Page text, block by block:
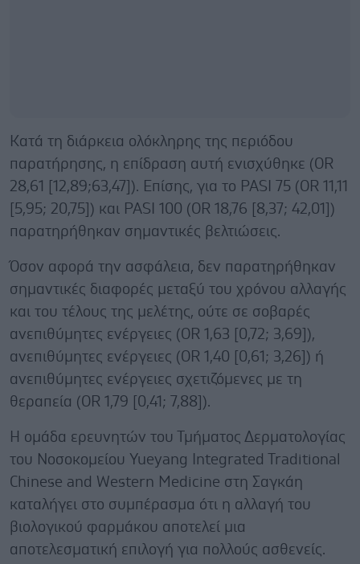
Κατά τη διάρκεια ολόκληρης της περιόδου
παρατήρησης, η επίδραση αυτή ενισχύθηκε (OR
28,61 [12,89;63,47]). Επίσης, για το PASI 75 (OR 11,11
[5,95; 20,75]) και PASI 100 (OR 18,76 [8,37; 42,01])
παρατηρήθηκαν σημαντικές βελτιώσεις.
Όσον αφορά την ασφάλεια, δεν παρατηρήθηκαν
σημαντικές διαφορές μεταξύ του χρόνου αλλαγής
και του τέλους της μελέτης, ούτε σε σοβαρές
ανεπιθύμητες ενέργειες (OR 1,63 [0,72; 3,69]),
ανεπιθύμητες ενέργειες (OR 1,40 [0,61; 3,26]) ή
ανεπιθύμητες ενέργειες σχετιζόμενες με τη
θεραπεία (OR 1,79 [0,41; 7,88]).
Η ομάδα ερευνητών του Τμήματος Δερματολογίας
του Νοσοκομείου Yueyang Integrated Traditional
Chinese and Western Medicine στη Σαγκάη
καταλήγει στο συμπέρασμα ότι η αλλαγή του
βιολογικού φαρμάκου αποτελεί μια
αποτελεσματική επιλογή για πολλούς ασθενείς.